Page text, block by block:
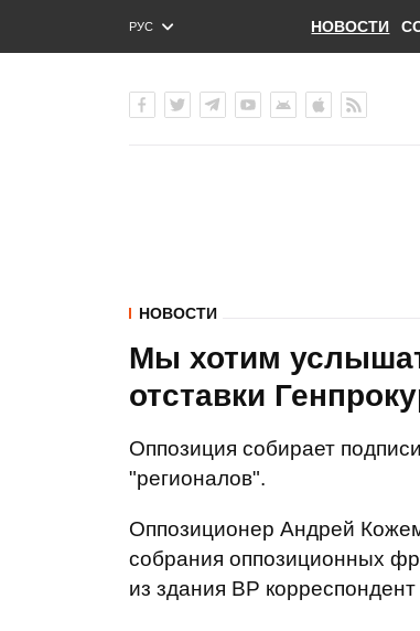
РУС
ENG
НОВОСТИ
НОВОСТИ
Мы хотим
отставки
Оппозиция собирает
"регионалов".
Оппозиционер Андрей
собрания оппозиционных
из здания ВР корреспондент